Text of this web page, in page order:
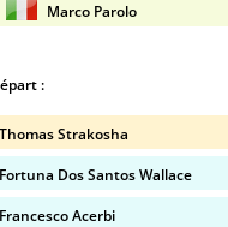
Marco Parolo
:
Thomas Strakosha
Fortuna Dos Santos Wallace
Francesco Acerbi